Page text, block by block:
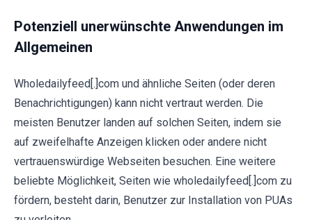
Potenziell unerwünschte Anwendungen im
Allgemeinen
Wholedailyfeed[.]com und ähnliche Seiten (oder deren
Benachrichtigungen) kann nicht vertraut werden. Die
meisten Benutzer landen auf solchen Seiten, indem sie
auf zweifelhafte Anzeigen klicken oder andere nicht
vertrauenswürdige Webseiten besuchen. Eine weitere
beliebte Möglichkeit, Seiten wie wholedailyfeed[.]com zu
fördern, besteht darin, Benutzer zur Installation von PUAs